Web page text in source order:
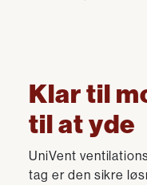
Klar til
til at yde
UniVent
tag er den sikre